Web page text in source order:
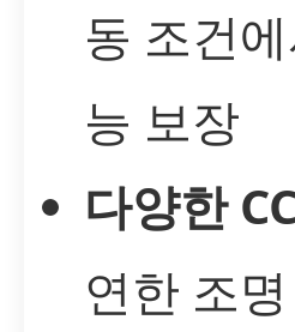
동 조건
능 보장
다양한
연한 조